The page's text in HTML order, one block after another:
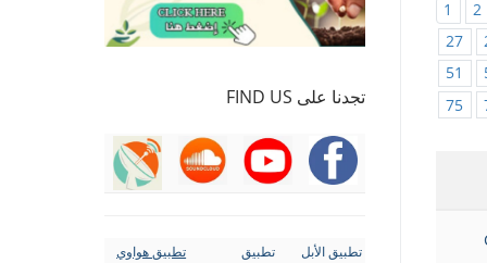
1
2
27
51
75
تجدنا على FIND US
تطبيق الأبل
تطبيق
تطبيق هواوي